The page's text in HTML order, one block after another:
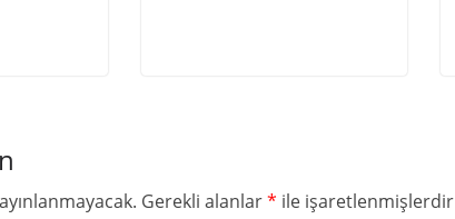
Gerekli alanlar* ile işaretlenmişlerdir